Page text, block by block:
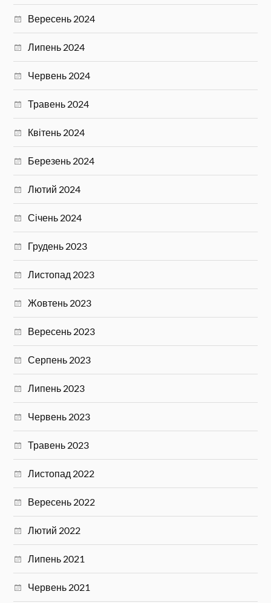
Вересень 2024
Липень 2024
Червень 2024
Травень 2024
Квітень 2024
Березень 2024
Лютий 2024
Січень 2024
Грудень 2023
Листопад 2023
Жовтень 2023
Вересень 2023
Серпень 2023
Липень 2023
Червень 2023
Травень 2023
Листопад 2022
Вересень 2022
Лютий 2022
Липень 2021
Червень 2021